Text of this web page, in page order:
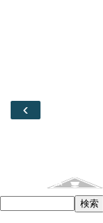
‹
このブログを検索